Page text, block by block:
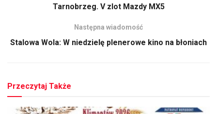
Tarnobrzeg. V zlot Mazdy MX5
Następna wiadomość
Stalowa Wola: W niedzielę plenerowe kino na błoniach
Przeczytaj Także